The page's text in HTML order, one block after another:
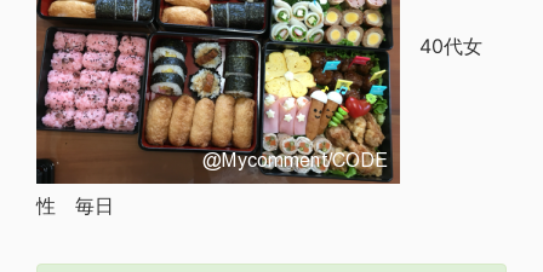
40代女
性 毎日